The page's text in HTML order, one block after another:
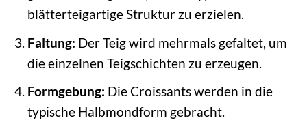
blätterteigartige Struktur zu erzielen.
Faltung: Der Teig wird mehrmals gefaltet, um
die einzelnen Teigschichten zu erzeugen.
Formgebung: Die Croissants werden in die
typische Halbmondform gebracht.